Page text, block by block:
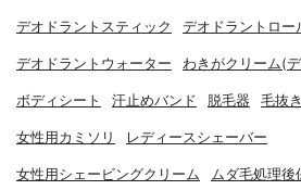
デオドラントスティック デオドラントロー
デオドラントウォーター わきがクリーム(
ボディシート 汗止めバンド 脱毛器 毛抜き
女性用カミソリ レディースシェーバー
女性用シェービングクリーム ムダ毛処理後